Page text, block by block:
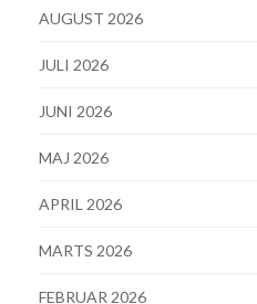
AUGUST 2026
JULI 2026
JUNI 2026
MAJ 2026
APRIL 2026
MARTS 2026
FEBRUAR 2026